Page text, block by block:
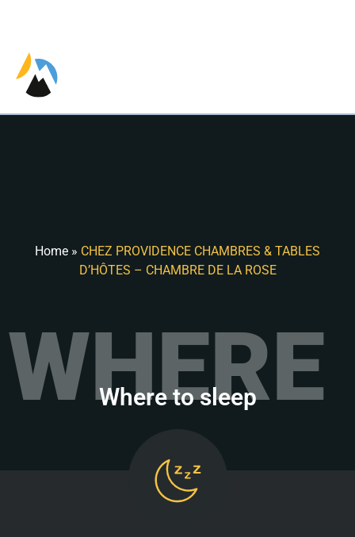
Home » CHEZ PROVIDENCE CHAMBRES & TABLES
D’HÔTES – CHAMBRE DE LA ROSE
Where to sleep